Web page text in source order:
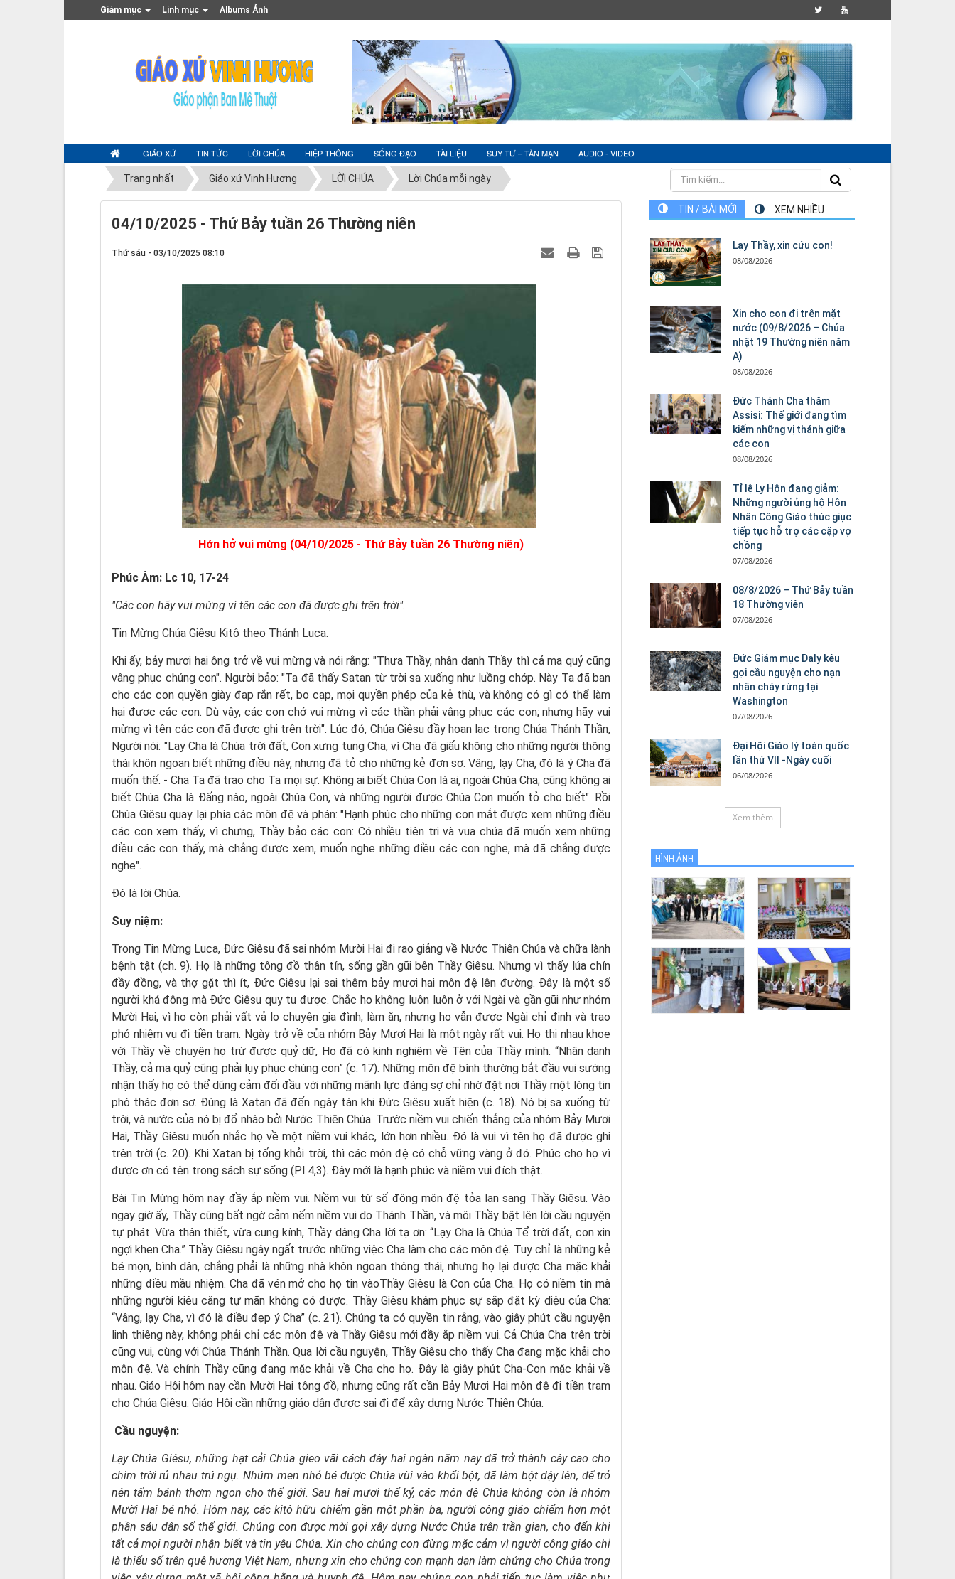
Giám mục Linh mục Albums Ảnh
GIÁO XỨ TIN TỨC LỜI CHÚA HIỆP THÔNG SỐNG ĐẠO TÀI LIỆU SUY TƯ – TẢN MẠN AUDIO - VIDEO
Trang nhất Giáo xứ Vinh Hương LỜI CHÚA Lời Chúa mỗi ngày
04/10/2025 - Thứ Bảy tuần 26 Thường niên
Thứ sáu - 03/10/2025 08:10
Hớn hở vui mừng (04/10/2025 - Thứ Bảy tuần 26 Thường niên)
Phúc Âm: Lc 10, 17-24
"Các con hãy vui mừng vì tên các con đã được ghi trên trời".
Tin Mừng Chúa Giêsu Kitô theo Thánh Luca.
Khi ấy, bảy mươi hai ông trở về vui mừng và nói rằng: "Thưa Thầy, nhân danh Thầy thì cả ma quỷ cũng
vâng phục chúng con". Người bảo: "Ta đã thấy Satan từ trời sa xuống như luồng chớp. Này Ta đã ban
cho các con quyền giày đạp rắn rết, bọ cạp, mọi quyền phép của kẻ thù, và không có gì có thể làm
hại được các con. Dù vậy, các con chớ vui mừng vì các thần phải vâng phục các con; nhưng hãy vui
mừng vì tên các con đã được ghi trên trời". Lúc đó, Chúa Giêsu đầy hoan lạc trong Chúa Thánh Thần,
Người nói: "Lạy Cha là Chúa trời đất, Con xưng tụng Cha, vì Cha đã giấu không cho những người thông
thái khôn ngoan biết những điều này, nhưng đã tỏ cho những kẻ đơn sơ. Vâng, lạy Cha, đó là ý Cha đã
muốn thế. - Cha Ta đã trao cho Ta mọi sự. Không ai biết Chúa Con là ai, ngoài Chúa Cha; cũng không ai
biết Chúa Cha là Ðấng nào, ngoài Chúa Con, và những người được Chúa Con muốn tỏ cho biết". Rồi
Chúa Giêsu quay lại phía các môn đệ và phán: "Hạnh phúc cho những con mắt được xem những điều
các con xem thấy, vì chưng, Thầy bảo các con: Có nhiều tiên tri và vua chúa đã muốn xem những
điều các con thấy, mà chẳng được xem, muốn nghe những điều các con nghe, mà đã chẳng được
nghe".
Ðó là lời Chúa.
Suy niệm:
Trong Tin Mừng Luca, Đức Giêsu đã sai nhóm Mười Hai đi rao giảng về Nước Thiên Chúa và chữa lành
bệnh tật (ch. 9). Họ là những tông đồ thân tín, sống gần gũi bên Thầy Giêsu. Nhưng vì thấy lúa chín
đầy đồng, và thợ gặt thì ít, Đức Giêsu lại sai thêm bảy mươi hai môn đệ lên đường. Đây là một số
người khá đông mà Đức Giêsu quy tụ được. Chắc họ không luôn luôn ở với Ngài và gần gũi như nhóm
Mười Hai, vì họ còn phải vất vả lo chuyện gia đình, làm ăn, nhưng họ vẫn được Ngài chỉ định và trao
phó nhiệm vụ đi tiền trạm. Ngày trở về của nhóm Bảy Mươi Hai là một ngày rất vui. Họ thi nhau khoe
với Thầy về chuyện họ trừ được quỷ dữ, Họ đã có kinh nghiệm về Tên của Thầy mình. “Nhân danh
Thầy, cả ma quỷ cũng phải lụy phục chúng con” (c. 17). Những môn đệ bình thường bắt đầu vui sướng
nhận thấy họ có thể dũng cảm đối đầu với những mãnh lực đáng sợ chỉ nhờ đặt nơi Thầy một lòng tin
phó thác đơn sơ. Đúng là Xatan đã đến ngày tàn khi Đức Giêsu xuất hiện (c. 18). Nó bị sa xuống từ
trời, và nước của nó bị đổ nhào bởi Nước Thiên Chúa. Trước niềm vui chiến thắng của nhóm Bảy Mươi
Hai, Thầy Giêsu muốn nhắc họ về một niềm vui khác, lớn hơn nhiều. Đó là vui vì tên họ đã được ghi
trên trời (c. 20). Khi Xatan bị tống khỏi trời, thì các môn đệ có chỗ vững vàng ở đó. Phúc cho họ vì
được ơn có tên trong sách sự sống (Pl 4,3). Đây mới là hạnh phúc và niềm vui đích thật.
Bài Tin Mừng hôm nay đầy ắp niềm vui. Niềm vui từ số đông môn đệ tỏa lan sang Thầy Giêsu. Vào
ngay giờ ấy, Thầy cũng bất ngờ cảm nếm niềm vui do Thánh Thần, và môi Thầy bật lên lời cầu nguyện
tự phát. Vừa thân thiết, vừa cung kính, Thầy dâng Cha lời tạ ơn: “Lạy Cha là Chúa Tể trời đất, con xin
ngợi khen Cha.” Thầy Giêsu ngây ngất trước những việc Cha làm cho các môn đệ. Tuy chỉ là những kẻ
bé mọn, bình dân, chẳng phải là những nhà khôn ngoan thông thái, nhưng họ lại được Cha mặc khải
những điều mầu nhiệm. Cha đã vén mở cho họ tin vàoThầy Giêsu là Con của Cha. Họ có niềm tin mà
những người kiêu căng tự mãn không có được. Thầy Giêsu khâm phục sự sắp đặt kỳ diệu của Cha:
“Vâng, lạy Cha, vì đó là điều đẹp ý Cha” (c. 21). Chúng ta có quyền tin rằng, vào giây phút cầu nguyện
linh thiêng này, không phải chỉ các môn đệ và Thầy Giêsu mới đầy ắp niềm vui. Cả Chúa Cha trên trời
cũng vui, cùng với Chúa Thánh Thần. Qua lời cầu nguyện, Thầy Giêsu cho thấy Cha đang mặc khải cho
môn đệ. Và chính Thầy cũng đang mặc khải về Cha cho họ. Đây là giây phút Cha-Con mặc khải về
nhau. Giáo Hội hôm nay cần Mười Hai tông đồ, nhưng cũng rất cần Bảy Mươi Hai môn đệ đi tiền trạm
cho Chúa Giêsu. Giáo Hội cần những giáo dân được sai đi để xây dựng Nước Thiên Chúa.
Cầu nguyện:
Lạy Chúa Giêsu,những hạt cải Chúa gieo vãi cách đây hai ngàn năm nay đã trở thành cây caocho
chim trời rủ nhau trú ngụ.Nhúm men nhỏ bé được Chúa vùi vào khối bột,đã làm bột dậy lên, để trở
nên tấm bánh thơm ngon cho thế giới.Sau hai mươi thế kỷ,các môn đệ Chúa không còn là nhóm
Mười Hai bé nhỏ.Hôm nay, các kitô hữu chiếm gần một phần ba, người công giáo chiếm hơn một
phần sáu dân số thế giới. Chúng con được mời gọi xây dựng Nước Chúa trên trần gian, cho đến khi
tất cả mọi người nhận biết và tin yêu Chúa.Xin cho chúng con đừng mặc cảm vì người công giáo chỉ
là thiểu số trên quê hương Việt Nam, nhưng xin cho chúng con mạnh dạn làm chứng cho Chúatrong
TIN / BÀI MỚI XEM NHIỀU
Lạy Thầy, xin cứu con!
08/08/2026
Xin cho con đi trên mặt
nước (09/8/2026 – Chúa
nhật 19 Thường niên năm
A)
08/08/2026
Đức Thánh Cha thăm
Assisi: Thế giới đang tìm
kiếm những vị thánh giữa
các con
08/08/2026
Tỉ lệ Ly Hôn đang giảm:
Những người ủng hộ Hôn
Nhân Công Giáo thúc giục
tiếp tục hỗ trợ các cặp vợ
chồng
07/08/2026
08/8/2026 – Thứ Bảy tuần
18 Thường viên
07/08/2026
Đức Giám mục Daly kêu
gọi cầu nguyện cho nạn
nhân cháy rừng tại
Washington
07/08/2026
Đại Hội Giáo lý toàn quốc
lần thứ VII -Ngày cuối
06/08/2026
Xem thêm
HÌNH ẢNH